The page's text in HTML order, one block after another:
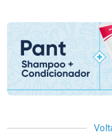
Promoção em